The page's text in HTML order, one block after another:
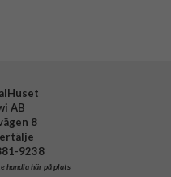
AB
8
9238
handla här på plats